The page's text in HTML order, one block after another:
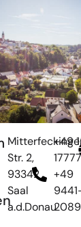
Str. 2,
93342
Saal
a.d.Donau
+49
+49